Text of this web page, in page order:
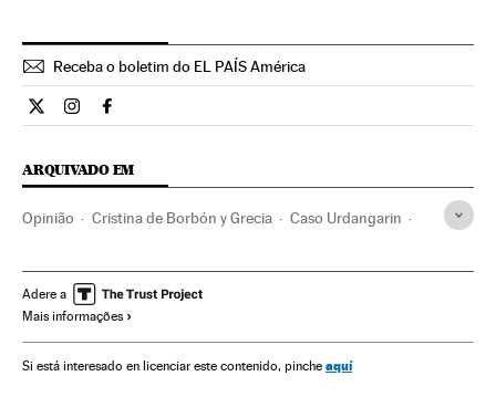
Receba o boletim do EL PAÍS América
Opiniao El País Brasil en Twitter
Opiniao El País Brasil en Instagram
Opiniao El País Brasil en Facebook
ARQUIVADO EM
Opinião Cristina de Borbón y Grecia Caso Urdangarin
Corrupção Casos judiciais
Delitos
Adere a
Mais informações
Si está interesado en licenciar este contenido, pinche aquí